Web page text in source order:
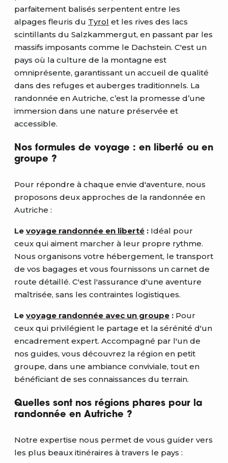
parfaitement balisés serpentent entre les
alpages fleuris du Tyrol et les rives des lacs
scintillants du Salzkammergut, en passant par les
massifs imposants comme le Dachstein. C'est un
pays où la culture de la montagne est
omniprésente, garantissant un accueil de qualité
dans des refuges et auberges traditionnels. La
randonnée en Autriche, c’est la promesse d’une
immersion dans une nature préservée et
accessible.
Nos formules de voyage : en liberté ou en
groupe ?
Pour répondre à chaque envie d'aventure, nous
proposons deux approches de la randonnée en
Autriche :
Le voyage randonnée en liberté : Idéal pour
ceux qui aiment marcher à leur propre rythme.
Nous organisons votre hébergement, le transport
de vos bagages et vous fournissons un carnet de
route détaillé. C'est l'assurance d'une aventure
maîtrisée, sans les contraintes logistiques.
Le voyage randonnée avec un groupe : Pour
ceux qui privilégient le partage et la sérénité d'un
encadrement expert. Accompagné par l'un de
nos guides, vous découvrez la région en petit
groupe, dans une ambiance conviviale, tout en
bénéficiant de ses connaissances du terrain.
Quelles sont nos régions phares pour la
randonnée en Autriche ?
Notre expertise nous permet de vous guider vers
les plus beaux itinéraires à travers le pays :